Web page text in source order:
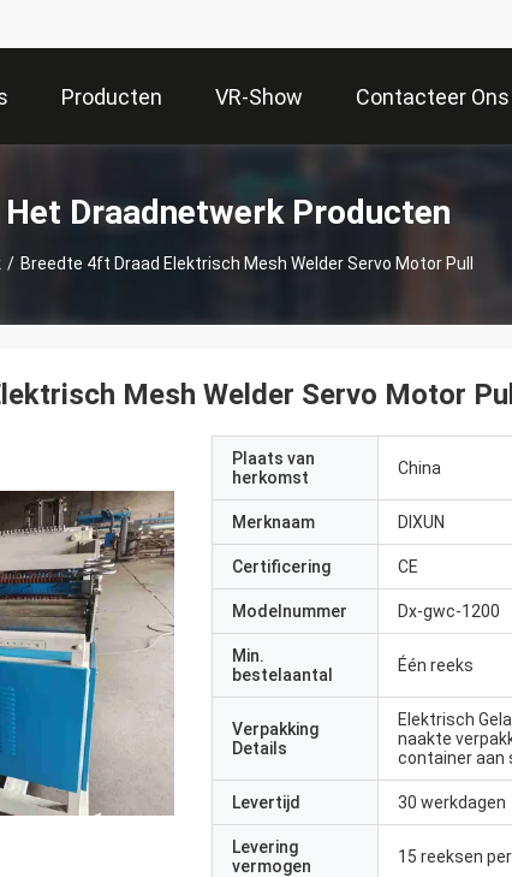
Producten VR-Show Contacteer Ons
Draadnetwerk Producten
/ Breedte 4ft Draad Elektrisch Mesh Welder Servo Motor Pull
Mesh Welder Servo Motor Pull
Plaats van
herkomst
China
Merknaam DIXUN
Certificering CE
Modelnummer Dx-gwc-1200
Min.
bestelaantal
Één reeks
Verpakking
Details
Elektrisch
naakte
container aan
Levertijd 30 werkdagen
Levering
vermogen
15 reeksen